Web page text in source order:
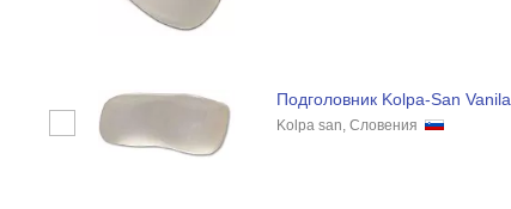
Подголовник Kolpa-San Vanila
Kolpa san, Словения